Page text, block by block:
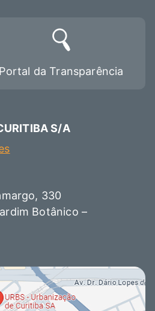
Portal da Transparência
S/A
330
Botânico –